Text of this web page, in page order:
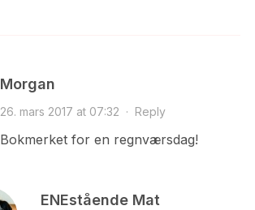
Morgan
26. mars 2017 at 07:32 · Reply
Bokmerket for en regnværsdag!
ENEstående Mat